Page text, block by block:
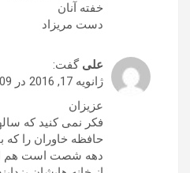
خفته آنان
دست مریزاد
علی گفت:
ژانویه 17, 2016 در 13:09
عزیزان
فکر نمی کنید که
حافظه خاوران را که
دهه شصت است هم